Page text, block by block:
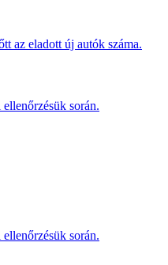
az eladott új autók száma.
során.
során.